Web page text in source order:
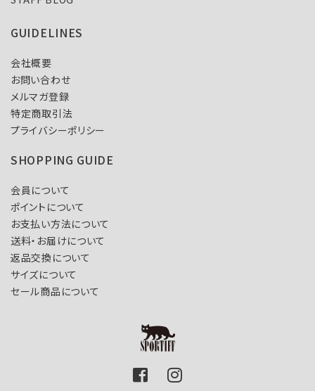
GUIDELINES
会社概要
お問い合わせ
メルマガ登録
特定商取引法
プライバシーポリシー
SHOPPING GUIDE
会員について
ポイントについて
お支払い方法について
送料・お届けについて
返品交換について
サイズについて
セール商品について